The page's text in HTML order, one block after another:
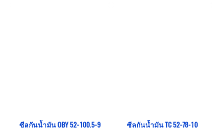
ซีลกันน้ำมัน OBY 52-100.5-9 ซีลกันน้ำมัน TC 52-78-10